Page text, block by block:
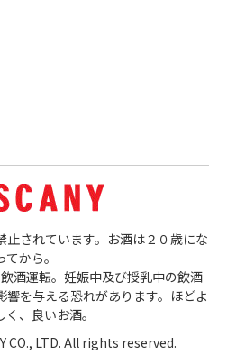
されています。お酒は２０歳にな
てから。
酒運転。妊娠中及び授乳中の飲酒
響を与える恐れがあります。ほどよ
く、良いお酒。
CO., LTD. All rights reserved.